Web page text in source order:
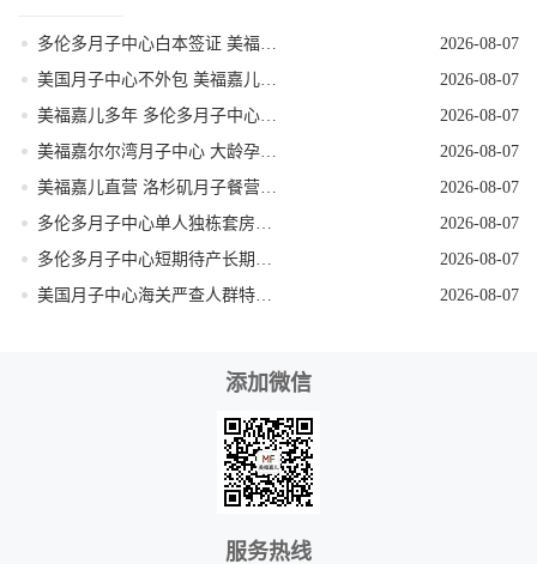
多伦多月子中心白本签证 美福嘉儿提升过签
2026-08-07
美国月子中心不外包 美福嘉儿三十年老牌
2026-08-07
美福嘉儿多年 多伦多月子中心加宝护照续签
2026-08-07
美福嘉尔尔湾月子中心 大龄孕妈医疗保障足
2026-08-07
美福嘉儿直营 洛杉矶月子餐营养定制
2026-08-07
多伦多月子中心单人独栋套房私密性极强
2026-08-07
多伦多月子中心短期待产长期受益真实解读
2026-08-07
美国月子中心海关严查人群特征提前规避
2026-08-07
添加微信
服务热线